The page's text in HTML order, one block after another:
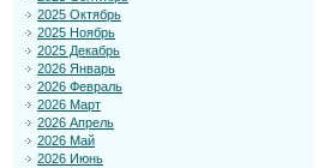
2025 Октябрь
2025 Ноябрь
2025 Декабрь
2026 Январь
2026 Февраль
2026 Март
2026 Апрель
2026 Май
2026 Июнь